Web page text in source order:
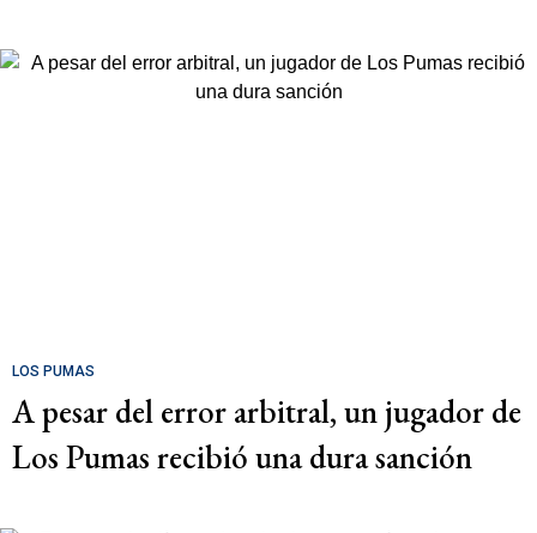
LOS PUMAS
A pesar del error arbitral, un jugador de
Los Pumas recibió una dura sanción